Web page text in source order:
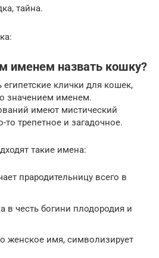
тайна.
именем назвать кошку?
клички для кошек,
значением именем.
имеют мистический
то трепетное и загадочное.
такие имена:
прародительницу всего в
в честь богини плодородия и
женское имя, символизирует